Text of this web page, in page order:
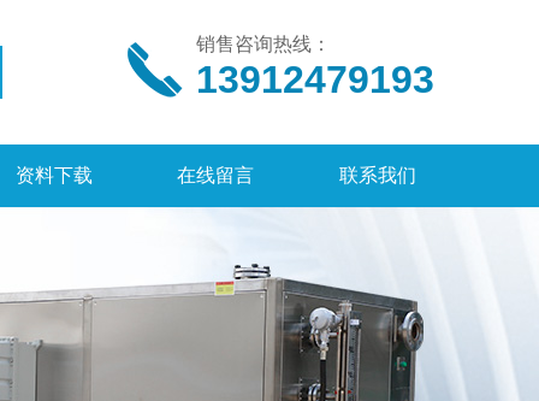
销售咨询热线：
13912479193
资料下载 在线留言 联系我们